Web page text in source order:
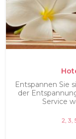
Entspannen Sie
der
Service
2, 3,